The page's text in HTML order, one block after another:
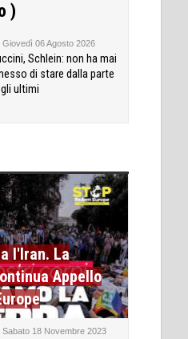
)
Giovedì 06 Agosto 2026
Schlein: non ha mai
di stare dalla parte
ultimi
l'Iran. La
Appello
Sabato 18 Novembre 2023